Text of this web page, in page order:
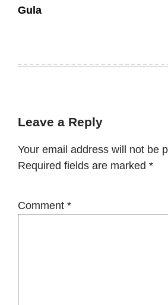
Gula
Leave a Reply
Your email address will not be
Required fields are marked *
Comment *